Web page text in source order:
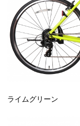
ライムグリーン